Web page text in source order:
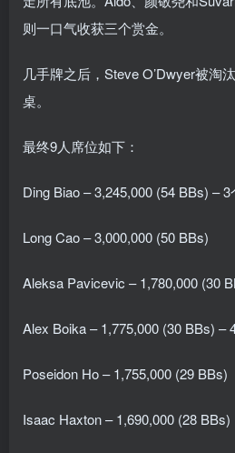
则一口气收获三个赏金。
几手牌之后，Steve O’Dwyer被淘
桌。
最终9人席位如下：
Ding Biao – 3,245,000 (54 BBs) – 3
Long Cao – 3,000,000 (50 BBs)
Aleksa Pavicevic – 1,780,000 (30
Alex Boika – 1,775,000 (30 BBs) –
Poseidon Ho – 1,755,000 (29 BBs)
Isaac Haxton – 1,690,000 (28 BBs)